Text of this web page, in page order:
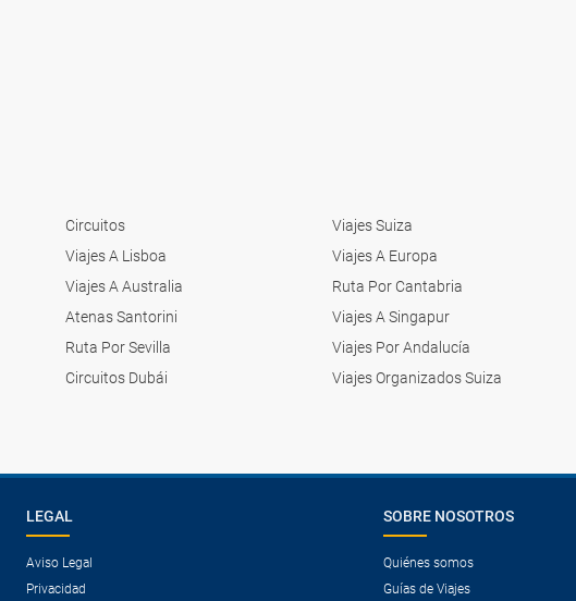
Circuitos Viajes Suiza
Viajes A Lisboa
Viajes A Europa
Viajes A Australia
Ruta Por Cantabria
Atenas Santorini
Viajes A Singapur
Ruta Por Sevilla
Viajes Por Andalucía
Circuitos Dubái
Viajes Organizados Suiza
LEGAL
Aviso Legal
Privacidad
SOBRE NOSOTROS
Quiénes somos
Guías de Viajes